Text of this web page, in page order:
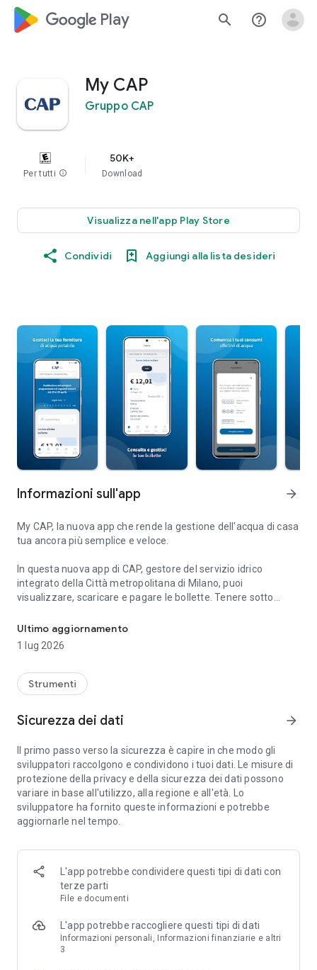
google_logo Play search help_outline
My CAP
Gruppo CAP
Per tutti info
50K+
Download
Visualizza nell'app Play Store
Condividi Aggiungi alla lista desideri
Informazioni sull'app arrow_forward
My CAP, la nuova app che rende la gestione dell'acqua di casa
tua ancora più semplice e veloce.
In questa nuova app di CAP, gestore del servizio idrico
integrato della Città metropolitana di Milano, puoi
visualizzare, scaricare e pagare le bollette. Tenere sotto
dovessi aver bisogno di una mano per capire meglio come
effettuare alcune operazioni, le raccontiamo step by step
nella sezione Come fare.
Puoi controllare l’etichetta dell’acqua di casa velocemente
con la geolocalizzazione. E se sei in giro puoi trovare le nostre
informazioni o fare delle segnalazioni.
Come richiesto dalla normativa vigente in materia di
accessibilità (Legge 4/2004), la dichiarazione di accessibilità
dell’App MyCap è ora disponibile sulla seguente pagina web:
https://www.gruppocap.it/it/accessibilita/dichiarazione-
Ultimo aggiornamento
1 lug 2026
Strumenti
Sicurezza dei dati arrow_forward
Il primo passo verso la sicurezza è capire in che modo gli
sviluppatori raccolgono e condividono i tuoi dati. Le misure di
protezione della privacy e della sicurezza dei dati possono
variare in base all'utilizzo, alla regione e all'età. Lo
sviluppatore ha fornito queste informazioni e potrebbe
aggiornarle nel tempo.
L'app potrebbe condividere questi tipi di dati con
terze parti
File e documenti
L'app potrebbe raccogliere questi tipi di dati
Informazioni personali, Informazioni finanziarie e altri
3